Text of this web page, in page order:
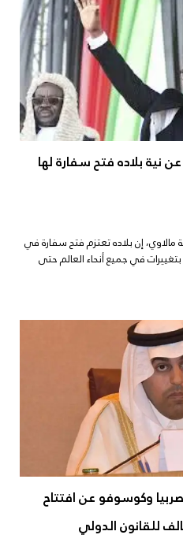
نية بلاده فتح سفارة لها
مالاوي، إن بلاده تعتزم فتح سفارة في
في جميع أنحاء العالم حتى
صربيا وكوسوفو عن افتتاح
للقانون الدولي